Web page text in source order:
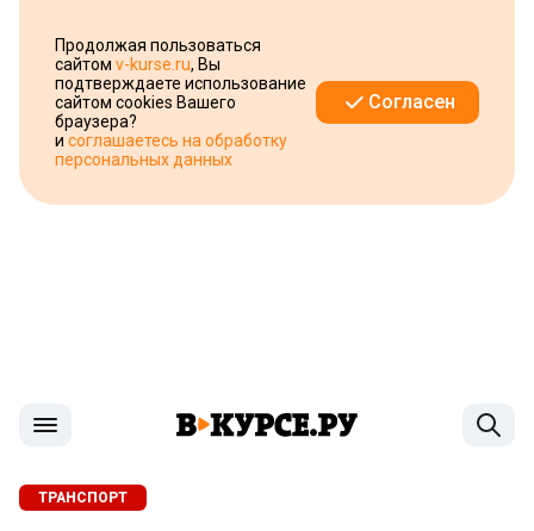
Продолжая пользоваться
сайтом v-kurse.ru, Вы
подтверждаете использование
сайтом cookies Вашего
браузера?
и соглашаетесь на обработку
персональных данных
Согласен
ТРАНСПОРТ